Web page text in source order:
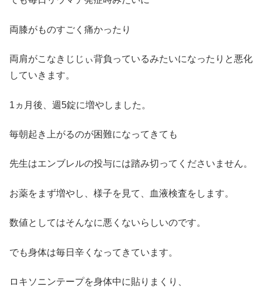
両膝がものすごく痛かったり
両肩がこなきじじぃ背負っているみたいになったりと悪化
していきます。
1ヵ月後、週5錠に増やしました。
毎朝起き上がるのが困難になってきても
先生はエンブレルの投与には踏み切ってくださいません。
お薬をまず増やし、様子を見て、血液検査をします。
数値としてはそんなに悪くないらしいのです。
でも身体は毎日辛くなってきています。
ロキソニンテープを身体中に貼りまくり、